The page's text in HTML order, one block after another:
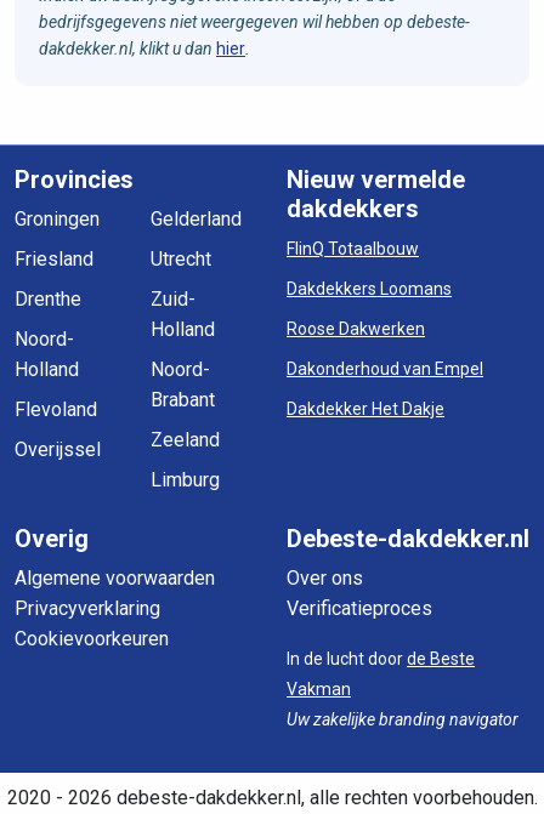
bedrijfsgegevens niet weergegeven wil hebben op debeste-
dakdekker.nl, klikt u dan hier
Provincies
Groningen
Friesland
Drenthe
Noord-
Holland
Flevoland
Overijssel
Gelderland
Utrecht
Zuid-
Holland
Noord-
Brabant
Zeeland
Limburg
Nieuw vermelde
dakdekkers
FlinQ Totaalbouw
Dakdekkers Loomans
Roose Dakwerken
Dakonderhoud van Empel
Dakdekker Het Dakje
Overig
Algemene voorwaarden
Privacyverklaring
Cookievoorkeuren
Debeste-dakdekker.nl
Over ons
Verificatieproces
In de lucht doorde Beste
Vakman
Uw zakelijke branding navigator
2020 - 2026 debeste-dakdekker.nl, alle rechten voorbehouden.